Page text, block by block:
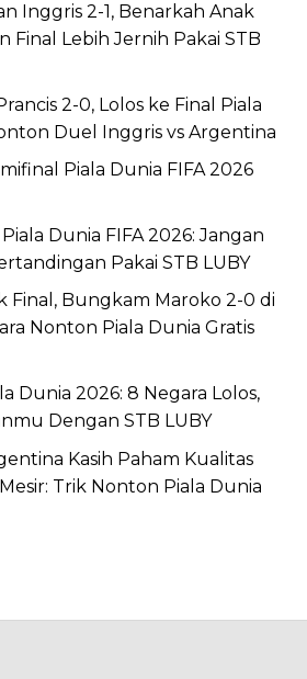
Inggris 2-1, Benarkah Anak
Final Lebih Jernih Pakai STB
2-0, Lolos ke Final Piala
Duel Inggris vs Argentina
Piala Dunia FIFA 2026
Dunia FIFA 2026: Jangan
Pakai STB LUBY
Final, Bungkam Maroko 2-0 di
Nonton Piala Dunia Gratis
Dunia 2026: 8 Negara Lolos,
Dengan STB LUBY
Kasih Paham Kualitas
Trik Nonton Piala Dunia